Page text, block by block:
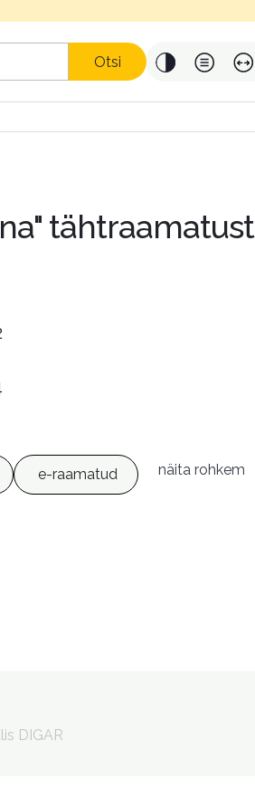
Otsi
tähtraamatust
e-raamatud näita rohkem
DIGAR